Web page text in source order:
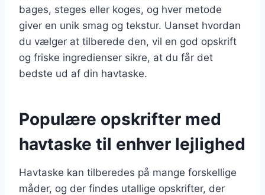
bages, steges eller koges, og hver metode
giver en unik smag og tekstur. Uanset hvordan
du vælger at tilberede den, vil en god opskrift
og friske ingredienser sikre, at du får det
bedste ud af din havtaske.
Populære opskrifter med
havtaske til enhver lejlighed
Havtaske kan tilberedes på mange forskellige
måder, og der findes utallige opskrifter, der